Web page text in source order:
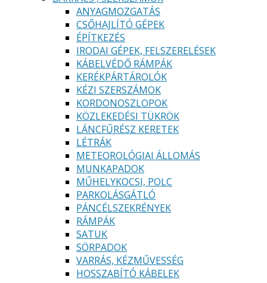
ANYAGMOZGATÁS
CSŐHAJLÍTÓ GÉPEK
ÉPÍTKEZÉS
IRODAI GÉPEK, FELSZERELÉSEK
KÁBELVÉDŐ RÁMPÁK
KERÉKPÁRTÁROLÓK
KÉZI SZERSZÁMOK
KORDONOSZLOPOK
KÖZLEKEDÉSI TÜKRÖK
LÁNCFŰRÉSZ KERETEK
LÉTRÁK
METEOROLÓGIAI ÁLLOMÁS
MUNKAPADOK
MŰHELYKOCSI, POLC
PARKOLÁSGÁTLÓ
PÁNCÉLSZEKRÉNYEK
RÁMPÁK
SATUK
SÖRPADOK
VARRÁS, KÉZMŰVESSÉG
HOSSZABÍTÓ KÁBELEK